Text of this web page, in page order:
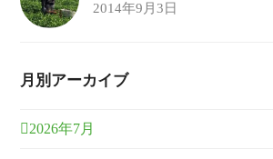
2014年9月3日
月別アーカイブ
2026年7月